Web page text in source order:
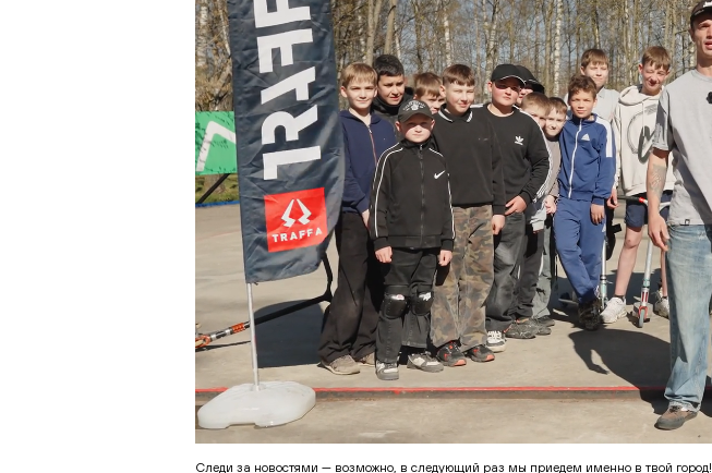
Следи за новостями — возможно, в следующий раз мы приедем именно в твой город!